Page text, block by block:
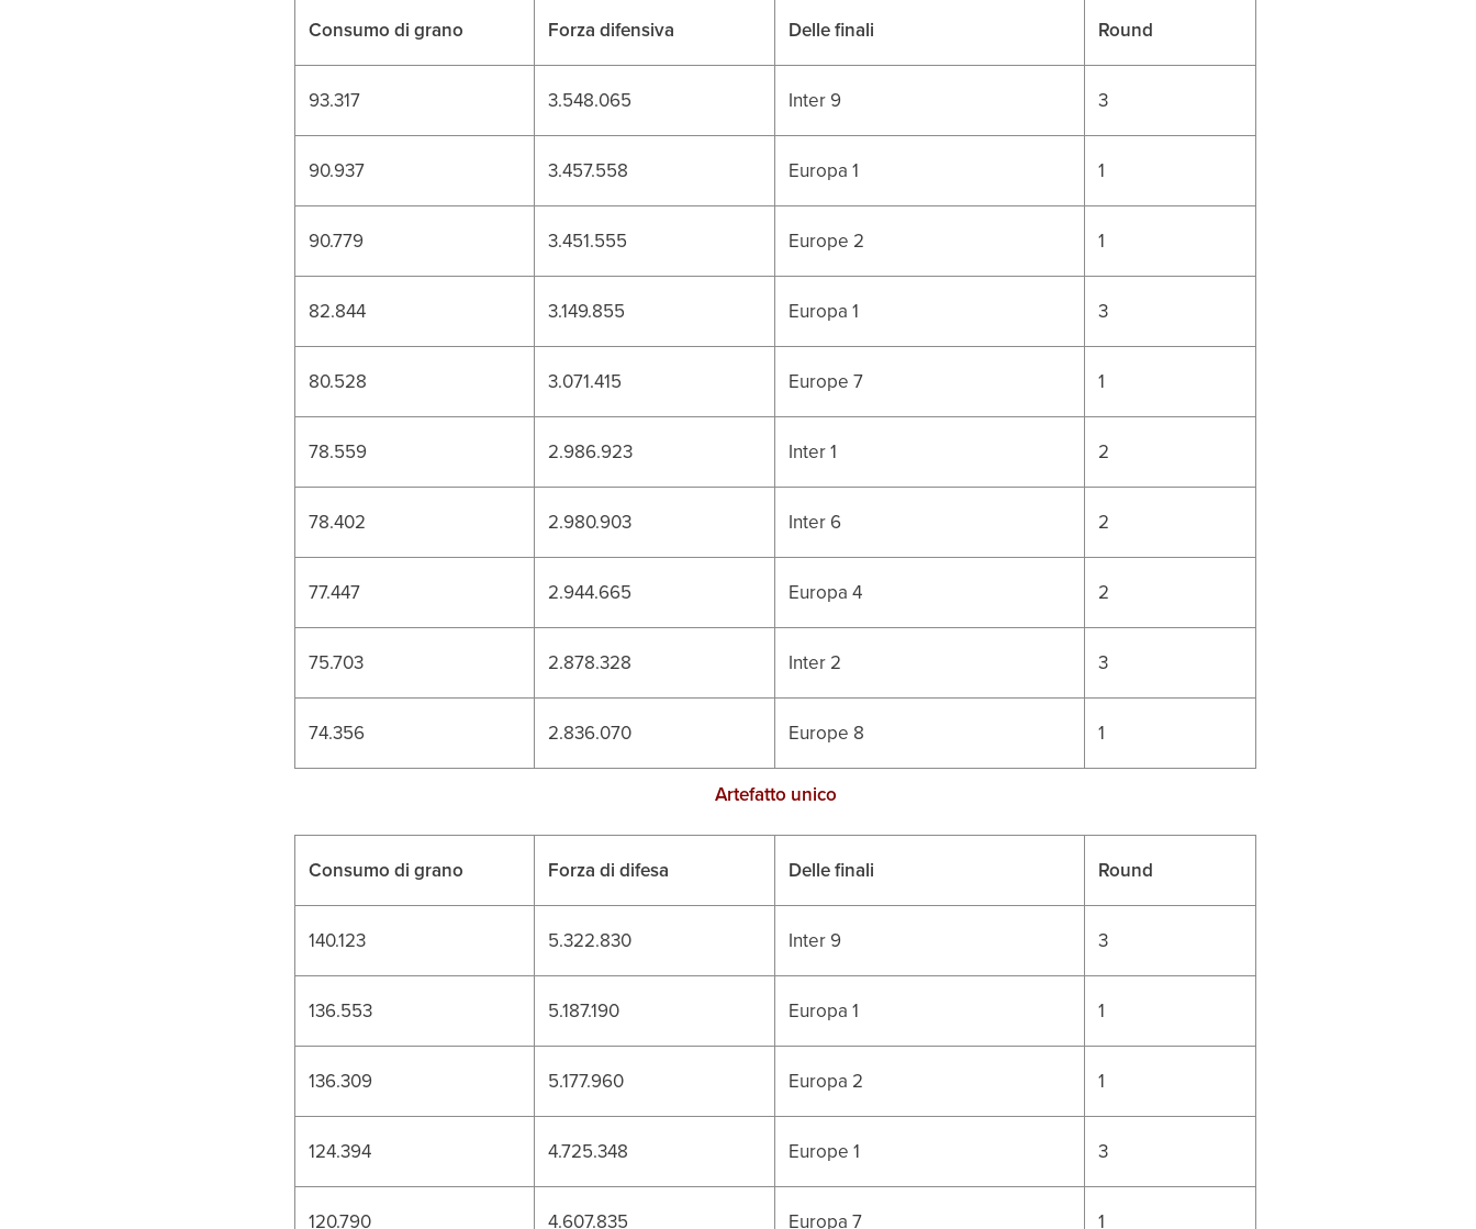
Consumo di grano Forza difensiva Delle finali Round
93.317 3.548.065 Inter 9 3
90.937 3.457.558 Europa 1 1
90.779 3.451.555 Europe 2 1
82.844 3.149.855 Europa 1 3
80.528 3.071.415 Europe 7 1
78.559 2.986.923 Inter 1 2
78.402 2.980.903 Inter 6 2
77.447 2.944.665 Europa 4 2
75.703 2.878.328 Inter 2 3
74.356 2.836.070 Europe 8 1
Artefatto unico
Consumo di grano Forza di difesa Delle finali Round
140.123 5.322.830 Inter 9 3
136.553 5.187.190 Europa 1 1
136.309 5.177.960 Europa 2 1
124.394 4.725.348 Europe 1 3
120.790 4.607.835 Europa 7 1